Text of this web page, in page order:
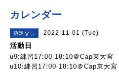
カレンダー
指定なし 2022-11-01 (Tue)
活動日
u9:練習17:00-18:10＠Cap東大宮
u10:練習17:00-18:10＠Cap東大宮